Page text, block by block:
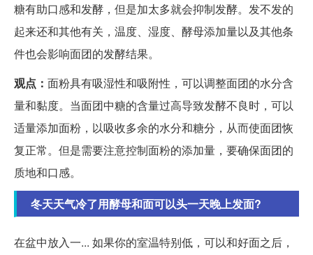
糖有助口感和发酵，但是加太多就会抑制发酵。发不发的
起来还和其他有关，温度、湿度、酵母添加量以及其他条
件也会影响面团的发酵结果。
观点： 面粉具有吸湿性和吸附性，可以调整面团的水分含
量和黏度。当面团中糖的含量过高导致发酵不良时，可以
适量添加面粉，以吸收多余的水分和糖分，从而使面团恢
复正常。但是需要注意控制面粉的添加量，要确保面团的
质地和口感。
冬天天气冷了用酵母和面可以头一天晚上发面?
在盆中放入一... 如果你的室温特别低，可以和好面之后，